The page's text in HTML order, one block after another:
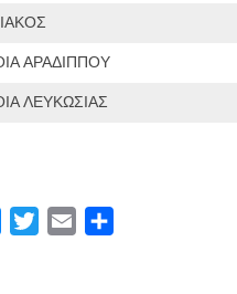
ΑΡΑΔΙΠΠΟΥ
ΛΕΥΚΩΣΙΑΣ
MessengerTwitterEmail